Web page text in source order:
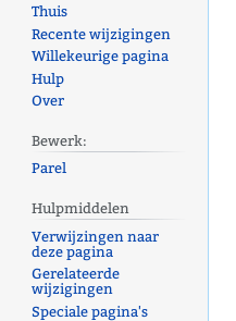
Thuis
Recente wijzigingen
Willekeurige pagina
Hulp
Over
Bewerk:
Parel
Hulpmiddelen
Verwijzingen naar
deze pagina
Gerelateerde
wijzigingen
Speciale pagina's